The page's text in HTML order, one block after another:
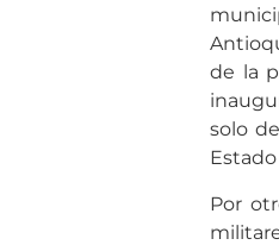
de la
solo
Por